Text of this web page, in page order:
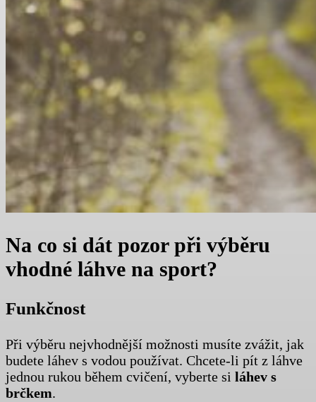
Na co si dát pozor při výběru
vhodné láhve na sport?
Funkčnost
Při výběru nejvhodnější možnosti musíte zvážit, jak
budete láhev s vodou používat. Chcete-li pít z láhve
jednou rukou během cvičení, vyberte si láhev s
brčkem.